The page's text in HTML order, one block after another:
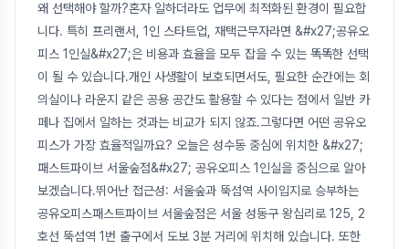
왜 선택해야 할까?혼자 일하더라도 업무에 최적화된 환경이 필요합
니다. 특히 프리랜서, 1인 스타트업, 재택근무자라면 &#x27;공유오
피스 1인실&#x27;은 비용과 효율을 모두 잡을 수 있는 똑똑한 선택
이 될 수 있습니다.개인 사생활이 보호되면서도, 필요한 순간에는 회
의실이나 라운지 같은 공용 공간도 활용할 수 있다는 점에서 일반 카
페나 집에서 일하는 것과는 비교가 되지 않죠.그렇다면 어떤 공유오
피스가 가장 효율적일까요? 오늘은 성수동 중심에 위치한 &#x27;
패스트파이브 서울숲점&#x27; 공유오피스 1인실을 중심으로 알아
보겠습니다.뛰어난 접근성: 서울숲과 뚝섬역 사이입지로 승부하는
공유오피스패스트파이브 서울숲점은 서울 성동구 왕십리로 125, 2
호선 뚝섬역 1번 출구에서 도보 3분 거리에 위치해 있습니다. 또한